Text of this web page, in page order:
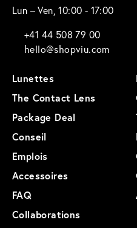
Lun – Ven, 10:00 - 17:00
+41 44 508 79 00
hello@shopviu.com
Lunettes
The Contact Lens
Package Deal
Conseil
Emplois
Accessoires
FAQ
Collaborations